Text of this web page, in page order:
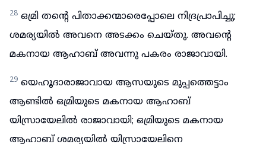
28 ഒമ്രി തന്റെ പിതാക്കന്മാരെപ്പോലെ നിദ്രപ്രാപിച്ചു;
ശമര്യയിൽ അവനെ അടക്കം ചെയ്തു. അവന്റെ
മകനായ ആഹാബ് അവന്നു പകരം രാജാവായി.
29 യെഹൂദാരാജാവായ ആസയുടെ മുപ്പത്തെട്ടാം
ആണ്ടിൽ ഒമ്രിയുടെ മകനായ ആഹാബ്
യിസ്രായേലിൽ രാജാവായി; ഒമ്രിയുടെ മകനായ
ആഹാബ് ശമര്യയിൽ യിസ്രായേലിനെ